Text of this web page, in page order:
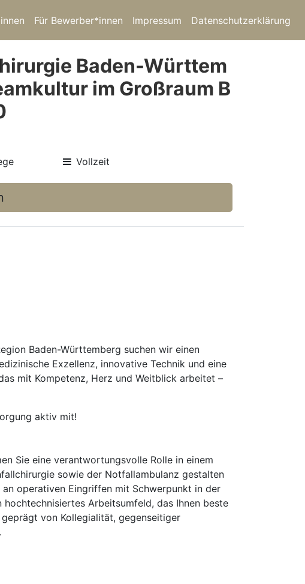
Für Bewerber*innen Impressum Datenschutzerklärung
Baden-Württem
im Großraum B
Vollzeit
Baden-Württemberg suchen wir einen
Exzellenz, innovative Technik und eine
mit Kompetenz, Herz und Weitblick arbeitet –
aktiv mit!
Sie eine verantwortungsvolle Rolle in einem
sowie der Notfallambulanz gestalten
operativen Eingriffen mit Schwerpunkt in der
Arbeitsumfeld, das Ihnen beste
von Kollegialität, gegenseitiger